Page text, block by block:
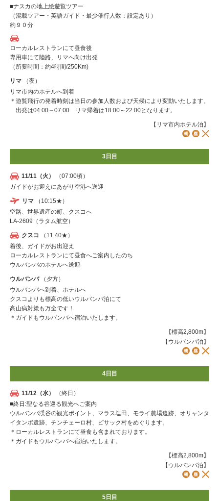
■ナスカの地上絵遊覧ツアー
（混載ツアー・英語ガイド・最少催行人数：設定あり）
約９０分
ローカルレストランにて昼食後
専用車にて陸路、リマへ向け出発
（所要時間：約4時間/250Km)
リマ
（夜）
リマ市内のホテルへ到着
＊遊覧飛行の発着時刻は当日の参加人数および天候により変動いたします。
出発は04:00～07:00 リマ帰着は18:00～22:00となります。
【リマ市内ホテル泊】
3日目
11/11（火）
（07:00頃）
ガイドがお迎えにあがり空港へ送迎
リマ
（10:15★）
空路、世界遺産の町、クスコへ
LA-2609（ラタム航空）
クスコ
（11:40★）
着後、ガイドがお出迎え
ローカルレストランにて昼食へご案内したのち
ウルバンバのホテルへ送迎
ウルバンバ
（夕方）
ウルバンバへ到着、ホテルへ
クスコよりも標高の低いウルバンバ泊にて
高山病対策も万全です！
＊ガイドもウルバンバへ宿泊いたします。
【標高2,800m】
【ウルバンバ泊】
4日目
11/12（水）
（終日）
■終日:聖なる谷巡る観光へご案内
ウルバンバ渓谷の観光ポイント、マラス塩田、モライ農場遺跡、オリャンタ
イタンボ遺跡、チンチェーロ村、ピサック村をめぐります。
＊ローカルレストランにて昼食も含まれております。
＊ガイドもウルバンバへ宿泊いたします。
【標高2,800m】
【ウルバンバ泊】
5日目